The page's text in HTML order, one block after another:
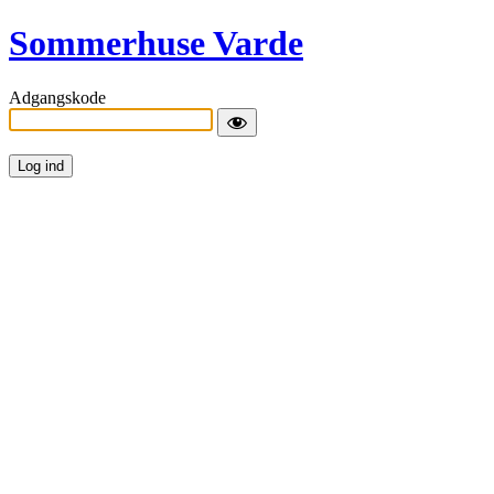
Sommerhuse Varde
Adgangskode